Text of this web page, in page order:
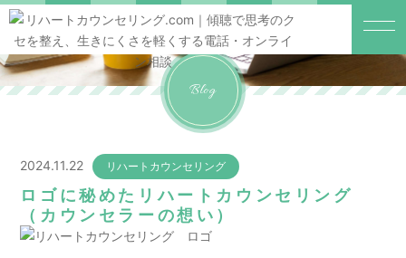
Blog
2024.11.22 リハートカウンセリング
ロゴに秘めたリハートカウンセリング
（カウンセラーの想い）